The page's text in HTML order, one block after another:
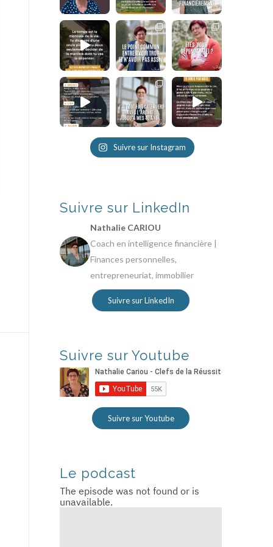
Suivre sur Instagram
Suivre sur LinkedIn
Nathalie CARIOU
Coach en intelligence financière |
Finances personnelles,
entrepreneuriat, immobilier
Suivre sur LinkedIn
Suivre sur Youtube
Suivre sur Youtube
Le podcast